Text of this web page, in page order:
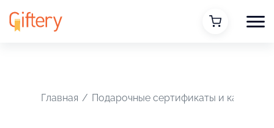
Главная / Подарочные сертификаты и карты